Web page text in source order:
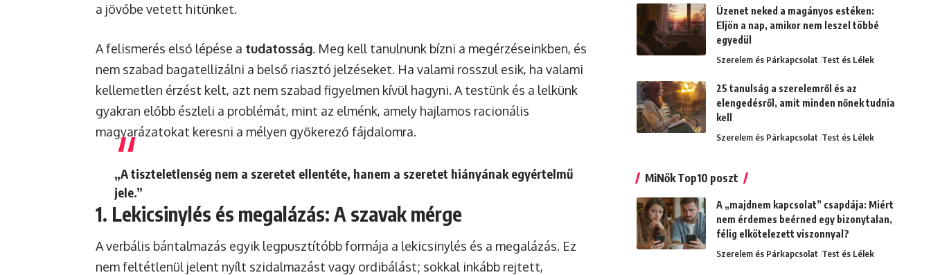
a jövőbe vetett hitünket.
A felismerés első lépése a tudatosság. Meg kell tanulnunk bízni a megérzéseinkben, és
nem szabad bagatellizálni a belső riasztó jelzéseket. Ha valami rosszul esik, ha valami
kellemetlen érzést kelt, azt nem szabad figyelmen kívül hagyni. A testünk és a lelkünk
gyakran előbb észleli a problémát, mint az elménk, amely hajlamos racionális
magyarázatokat keresni a mélyen gyökerező fájdalomra.
„A tiszteletlenség nem a szeretet ellentéte, hanem a szeretet hiányának egyértelmű
jele.”
1. Lekicsinylés és megalázás: A szavak mérge
A verbális bántalmazás egyik legpusztítóbb formája a lekicsinylés és a megalázás. Ez
nem feltétlenül jelent nyílt szidalmazást vagy ordibálást; sokkal inkább rejtett,
Üzenet neked a magányos estéken:
Eljön a nap, amikor nem leszel többé
egyedül
Szerelem és Párkapcsolat Test és Lélek
25 tanulság a szerelemről és az
elengedésről, amit minden nőnek tudnia
kell
Szerelem és Párkapcsolat Test és Lélek
MiNők Top10 poszt
A „majdnem kapcsolat” csapdája: Miért
nem érdemes beérned egy bizonytalan,
félig elkötelezett viszonnyal?
Szerelem és Párkapcsolat Test és Lélek